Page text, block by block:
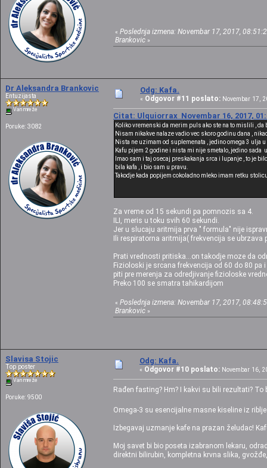
« Poslednja izmena: Novembar 17, 2017,
Brankovic »
Dr Aleksandra Brankovic
Entuzijasta
Van mreže
Poruke: 3082
Odg: Kafa.
« Odgovor #11 poslato: Novembar 17,
Citat: Ulquiorrax Novembar 16, 2017,
Koliko vremenski da merim puls ako ste na to mislili ,
Nisam nikakve nalaze vadio vec skoro godinu dana ,
Nista ne uzimam od suplemenata , jedino omega 3 ulja
Kafu pijem 2 godine i nista mi nije smetalo, jedino
Imao sam i taj osecaj preskakanja srca i lupanje , to je
bila kafa , i bio sam u pravu.
Takodje kada popijem cokoladno mleko imam retku
Za vreme od 15 sekundi pa pomnozis sa 4.
ILI, meris u toku svih 60 sekundi.
Jer u slucaju aritmija prva " formula" nije
Ili respiratorna aritmija( frekvencija se
Prati vrednosti pritiska...on takodje moze da
Fizioloski je srcana frekvencija od 60 do 80
piti pre merenja za odredjivanje fizioloske
Preko 100 se smatra tahikardijom
« Poslednja izmena: Novembar 17, 2017,
Brankovic »
Slavisa Stojic
Top poster
Van mreže
Poruke: 9500
Odg: Kafa.
« Odgovor #10 poslato: Novembar 16,
Rađen fasting? Hm? I kakvi su bili rezultati?
Omega-3 su esencijalne masne kiseline iz
Izbegavaj uzmanje kafe na prazan želudac!
Moj savet bi bio poseta izabranom lekaru,
direktni bilirubin, kompletna krvna slika,